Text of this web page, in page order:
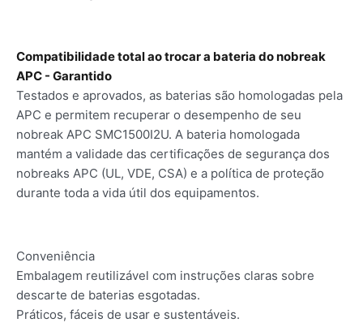
Compatibilidade total ao trocar a bateria do nobreak
APC - Garantido
Testados e aprovados, as baterias são homologadas pela
APC e permitem recuperar o desempenho de seu
nobreak APC SMC1500I2U. A bateria homologada
mantém a validade das certificações de segurança dos
nobreaks APC (UL, VDE, CSA) e a política de proteção
durante toda a vida útil dos equipamentos.
Conveniência
Embalagem reutilizável com instruções claras sobre
descarte de baterias esgotadas.
Práticos, fáceis de usar e sustentáveis.